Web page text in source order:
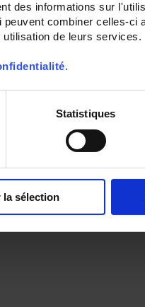
des informations sur
combiner celles-ci
de leurs services.
.
Statistiques
sélection